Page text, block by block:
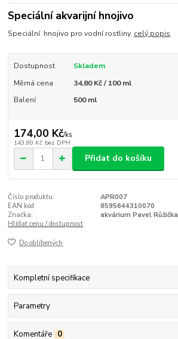
Speciální akvarijní hnojivo
Speciální hnojivo pro vodní rostliny. celý popis
Dostupnost
Skladem
Měrná cena
34,80 Kč / 100 ml
Balení
500 ml
174,00 Kč/ks
143,80 Kč bez DPH
Přidat do košíku
Číslo produktu:
APR007
EAN kód:
8595644310070
Značka:
akvárium Pavel Růžička
Hlídat cenu / dostupnost
Do oblíbených
Kompletní specifikace
Parametry
Komentáře 0